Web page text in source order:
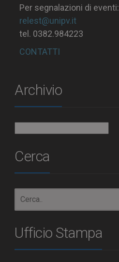
Per segnalazioni di eventi:
relest@unipv.it
tel. 0382.984223
CONTATTI
Archivio
Cerca
Ufficio Stampa